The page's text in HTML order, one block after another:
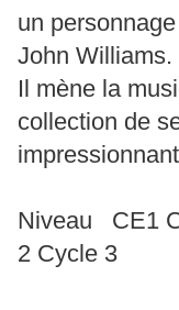
un
John Williams.
Il mène la
collection de
Niveau CE1
2 Cycle 3